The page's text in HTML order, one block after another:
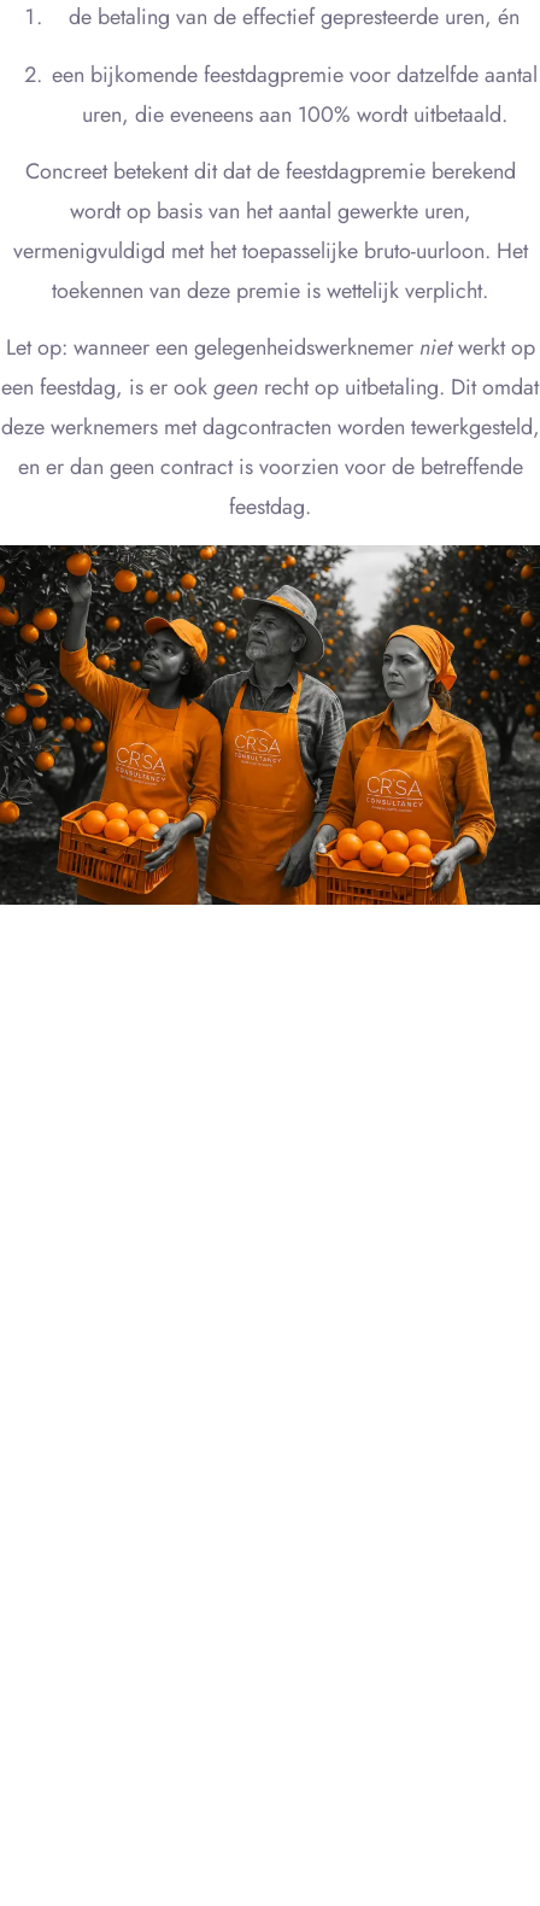
de betaling van de effectief gepresteerde uren, én
een bijkomende feestdagpremie voor datzelfde aantal
uren, die eveneens aan 100% wordt uitbetaald.
Concreet betekent dit dat de feestdagpremie berekend
wordt op basis van het aantal gewerkte uren,
vermenigvuldigd met het toepasselijke bruto-uurloon. Het
toekennen van deze premie is wettelijk verplicht.
Let op: wanneer een gelegenheidswerknemer nietwerkt op
een feestdag, is er ookgeen recht op uitbetaling. Dit omdat
deze werknemers met dagcontracten worden tewerkgesteld,
en er dan geen contract is voorzien voor de betreffende
feestdag.